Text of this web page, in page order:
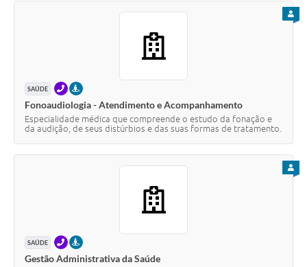
SAÚDE TELEFONEPRESENCIAL
Fonoaudiologia - Atendimento e Acompanhamento
Especialidade médica que compreende o estudo da fonação e
da audição, de seus distúrbios e das suas formas de tratamento.
SAÚDE TELEFONEPRESENCIAL
Gestão Administrativa da Saúde